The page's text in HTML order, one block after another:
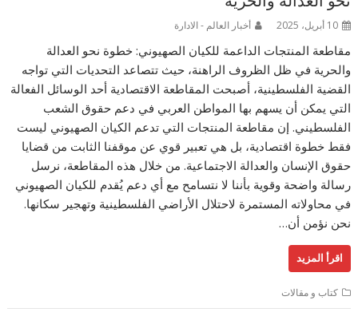
10 أبريل، 2025 أخبار العالم - الادارة
مقاطعة المنتجات الداعمة للكيان الصهيوني: خطوة نحو العدالة
والحرية في ظل الظروف الراهنة، حيث تتصاعد التحديات التي تواجه
القضية الفلسطينية، أصبحت المقاطعة الاقتصادية أحد الوسائل الفعالة
التي يمكن أن يسهم بها المواطن العربي في دعم حقوق الشعب
الفلسطيني. إن مقاطعة المنتجات التي تدعم الكيان الصهيوني ليست
فقط خطوة اقتصادية، بل هي تعبير قوي عن موقفنا الثابت من قضايا
حقوق الإنسان والعدالة الاجتماعية. من خلال هذه المقاطعة، نرسل
رسالة واضحة وقوية بأننا لا نتسامح مع أي دعم يُقدم للكيان الصهيوني
في محاولاته المستمرة لاحتلال الأراضي الفلسطينية وتهجير سكانها.
نحن نؤمن أن…
اقرأ المزيد
كتاب و مقالات